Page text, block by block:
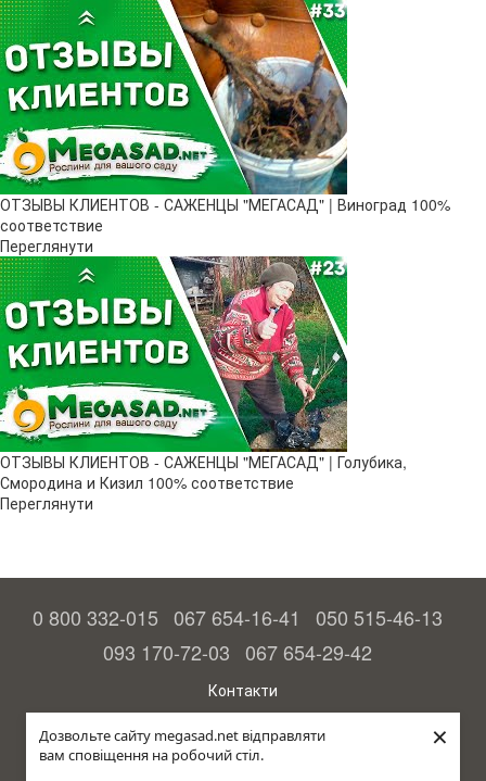
Дозвольте сайту megasad.net відправляти
вам сповіщення на робочий стіл.
×
ОТЗЫВЫ КЛИЕНТОВ - САЖЕНЦЫ "МЕГАСАД" | Виноград 100%
соответствие
Переглянути
ОТЗЫВЫ КЛИЕНТОВ - САЖЕНЦЫ "МЕГАСАД" | Голубика,
Смородина и Кизил 100% соответствие
Переглянути
0 800 332-015 067 654-16-41
050 515-46-13
093 170-72-03 067 654-29-42
Контакти
Повна версія сайту
© 2015—2026